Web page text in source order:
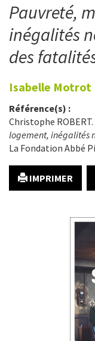
Pauvreté,
inégalités
des
Isabelle Motrot
Référence(s) :
Christophe ROBERT.
logement, inégalités
La Fondation Abbé
IMPRIMER